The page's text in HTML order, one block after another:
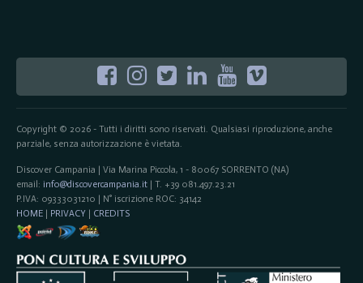
Copyright © 2026 - Tutti i diritti sono riservati. Qualsiasi riproduzione, anche
parziale, senza autorizzazione è vietata.
Discover Campania | Via Marina Piccola, 1 - 80067 SORRENTO (NA)
email: info@discovercampania.it| T. +39 081.497.23.21
P.IVA: 09333031210 | N° iscrizione ROC: 34142
HOME| PRIVACY | CREDITS